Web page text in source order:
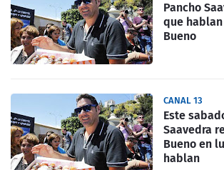
Pancho
que
Bueno
CANAL 13
Este
Saavedra
Bueno en
hablan